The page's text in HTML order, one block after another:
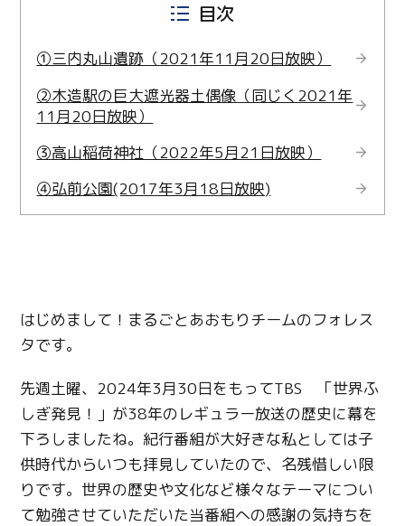
目次
①三内丸山遺跡（2021年11月20日放映）
②木造駅の巨大遮光器土偶像（同じく2021年
11月20日放映）
③高山稲荷神社（2022年5月21日放映）
④弘前公園(2017年3月18日放映)
はじめまして！まるごとあおもりチームのフォレス
タです。
先週土曜、2024年3月30日をもってTBS 「世界ふ
しぎ発見！」が38年のレギュラー放送の歴史に幕を
下ろしましたね。紀行番組が大好きな私としては子
供時代からいつも拝見していたので、名残惜しい限
りです。世界の歴史や文化など様々なテーマについ
て勉強させていただいた当番組への感謝の気持ちを